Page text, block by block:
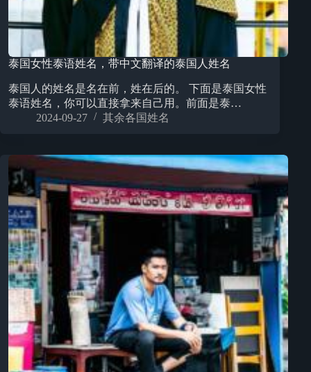
泰国女性泰语姓名，带中文翻译的泰国人姓名
泰国人的姓名是名在前，姓在后的。 下面是泰国女性
泰语姓名，你可以直接拿来自己用。前面是泰…
2024-09-27
其余各国姓名